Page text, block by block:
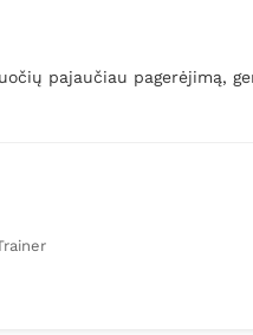
pajaučiau pagerėjimą,